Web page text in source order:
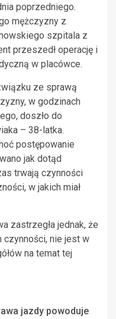
poprzedniego.
mężczyzny z
szpitala z
przeszedł operację i
w placówce.
ze sprawą
w godzinach
doszło do
– 38-latka.
postępowanie
jak dotąd
trwają czynności
w jakich miał
zastrzegła jednak, że
nie jest w
na temat tej
jazdy powoduje